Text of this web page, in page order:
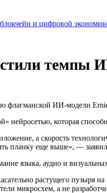
и цифровой
темпы
флагманской ИИ-модели
нейросетью, которая
а скорость
планку еще выше», —
языка, аудио и
растущего пузыря
микросхем, а не